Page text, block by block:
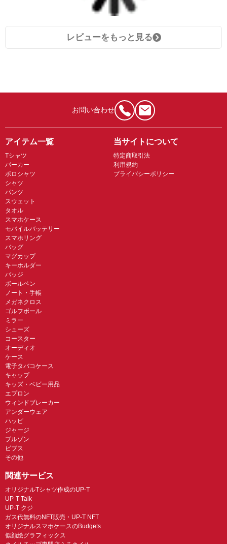
レビューをもっと見る
お問い合わせ
アイテム一覧
Tシャツ
パーカー
ポロシャツ
シャツ
パンツ
スウェット
タオル
スマホケース
モバイルバッテリー
スマホリング
バッグ
マグカップ
キーホルダー
バッジ
ボールペン
ノート・手帳
メガネクロス
ゴルフボール
ミラー
シューズ
コースター
オーディオ
ケース
電子タバコケース
キャップ
キッズ・ベビー用品
エプロン
ウィンドブレーカー
アンダーウェア
ハッピ
ジャージ
ブルゾン
ビブス
その他
当サイトについて
特定商取引法
利用規約
プライバシーポリシー
関連サービス
オリジナルTシャツ作成のUP-T
UP-T Talk
UP-T クジ
ガス代無料のNFT販売・UP-T NFT
オリジナルスマホケースのBudgets
似顔絵グラフィックス